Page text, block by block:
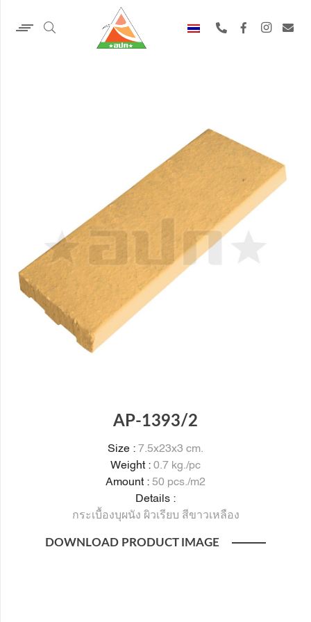
AP-1393/2
Size : 7.5x23x3 cm.
Weight : 0.7 kg./pc
Amount : 50 pcs./m2
Details :
กระเบื้องบุผนัง ผิวเรียบ สีขาวเหลือง
DOWNLOAD PRODUCT IMAGE